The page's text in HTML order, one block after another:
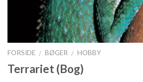
FORSIDE / BØGER / HOBBY
Terrariet (Bog)